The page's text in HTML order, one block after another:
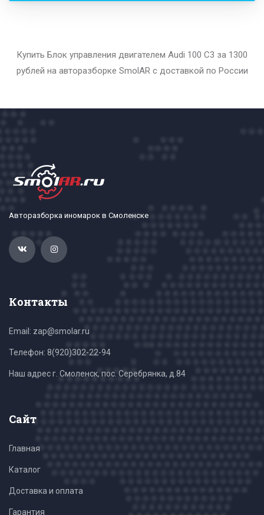
Купить Блок управления двигателем Audi 100 С3 за 1300
рублей на авторазборке SmolAR с доставкой по России
Авторазборка иномарок в Смоленске
Контакты
Email: zap@smolar.ru
Телефон: 8(920)302-22-94
Наш адрес г. Смоленск, пос. Серебрянка, д.84
Сайт
Главная
Каталог
Доставка и оплата
Гарантия